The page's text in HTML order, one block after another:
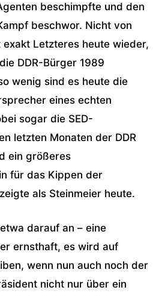
beschimpfte und den
beschwor. Nicht von
Letzteres heute wieder,
DDR-Bürger 1989
wenig sind es heute die
eines echten
sogar die SED-
letzten Monaten der DDR
ein größeres
für das Kippen der
als Steinmeier heute.
darauf an – eine
ernsthaft, es wird auf
wenn nun auch noch der
nicht nur über ein